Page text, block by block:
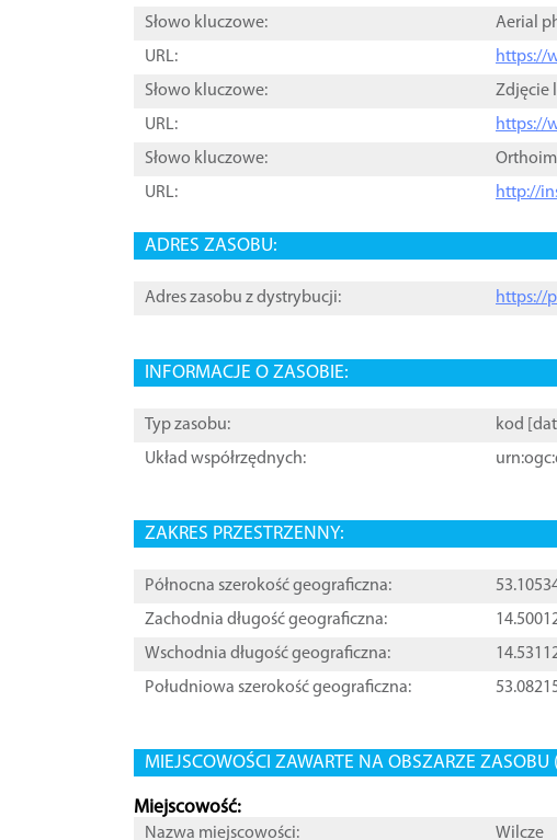
Słowo kluczowe:
Aerial
URL:
https://
Słowo kluczowe:
Zdjęcie
URL:
https://
Słowo kluczowe:
URL:
http://
ADRES ZASOBU:
Adres zasobu z dystrybucji: https://
INFORMACJE O ZASOBIE:
Typ zasobu: kod [
Układ współrzędnych:
ZAKRES PRZESTRZENNY:
Północna szerokość geograficzna:
Zachodnia długość geograficzna:
Wschodnia długość geograficzna:
Południowa szerokość geograficzna:
MIEJSCOWOŚCI ZAWARTE NA OBSZARZE ZASOBU
Miejscowość:
Nazwa miejscowości:
Wilcze